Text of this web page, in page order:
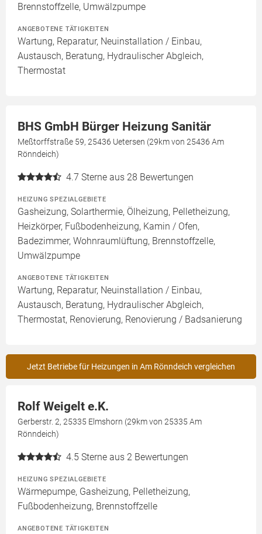
Brennstoffzelle, Umwälzpumpe
ANGEBOTENE TÄTIGKEITEN
Wartung, Reparatur, Neuinstallation / Einbau,
Austausch, Beratung, Hydraulischer Abgleich,
Thermostat
BHS GmbH Bürger Heizung Sanitär
Meßtorffstraße 59, 25436 Uetersen (29km von 25436 Am
Rönndeich)
4.7 Sterne aus 28 Bewertungen
HEIZUNG SPEZIALGEBIETE
Gasheizung, Solarthermie, Ölheizung, Pelletheizung,
Heizkörper, Fußbodenheizung, Kamin / Ofen,
Badezimmer, Wohnraumlüftung, Brennstoffzelle,
Umwälzpumpe
ANGEBOTENE TÄTIGKEITEN
Wartung, Reparatur, Neuinstallation / Einbau,
Austausch, Beratung, Hydraulischer Abgleich,
Thermostat, Renovierung, Renovierung / Badsanierung
Jetzt Betriebe für Heizungen in Am Rönndeich vergleichen
Rolf Weigelt e.K.
Gerberstr. 2, 25335 Elmshorn (29km von 25335 Am
Rönndeich)
4.5 Sterne aus 2 Bewertungen
HEIZUNG SPEZIALGEBIETE
Wärmepumpe, Gasheizung, Pelletheizung,
Fußbodenheizung, Brennstoffzelle
ANGEBOTENE TÄTIGKEITEN